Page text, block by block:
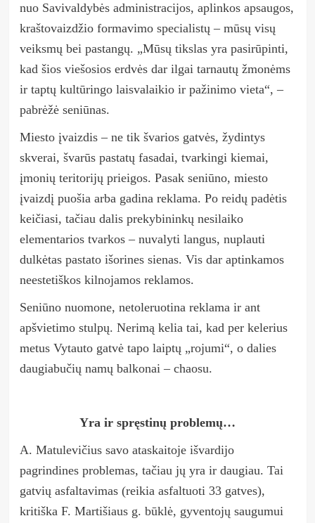
nuo Savivaldybės administracijos, aplinkos apsaugos,
kraštovaizdžio formavimo specialistų – mūsų visų
veiksmų bei pastangų. „Mūsų tikslas yra pasirūpinti,
kad šios viešosios erdvės dar ilgai tarnautų žmonėms
ir taptų kultūringo laisvalaikio ir pažinimo vieta“, –
pabrėžė seniūnas.
Miesto įvaizdis – ne tik švarios gatvės, žydintys
skverai, švarūs pastatų fasadai, tvarkingi kiemai,
įmonių teritorijų prieigos. Pasak seniūno, miesto
įvaizdį puošia arba gadina reklama. Po reidų padėtis
keičiasi, tačiau dalis prekybininkų nesilaiko
elementarios tvarkos –nuvalyti langus, nuplauti
dulkėtas pastato išorines sienas. Vis dar aptinkamos
neestetiškos kilnojamos reklamos.
Seniūno nuomone, netoleruotina reklama ir ant
apšvietimo stulpų. Nerimą kelia tai, kad per kelerius
metus Vytauto gatvė tapo laiptų „rojumi“, o dalies
daugiabučių namų balkonai – chaosu.
Yra ir spręstinų problemų…
A. Matulevičius savo ataskaitoje išvardijo
pagrindines problemas, tačiau jų yra ir daugiau. Tai
gatvių asfaltavimas (reikia asfaltuoti 33 gatves),
kritiška F. Martišiaus g. būklė, gyventojų saugumui